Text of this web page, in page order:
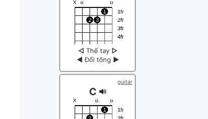
◁ Thế tay ▷
◀ Đổi tông ▶
guitar
C